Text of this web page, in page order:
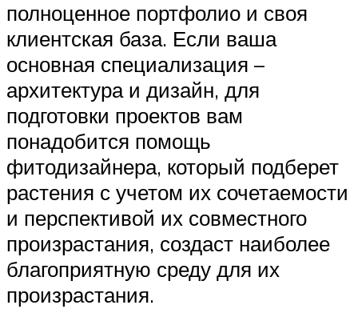
полноценное портфолио и своя
клиентская база. Если ваша
основная специализация –
архитектура и дизайн, для
подготовки проектов вам
понадобится помощь
фитодизайнера, который подберет
растения с учетом их сочетаемости
и перспективой их совместного
произрастания, создаст наиболее
благоприятную среду для их
произрастания.